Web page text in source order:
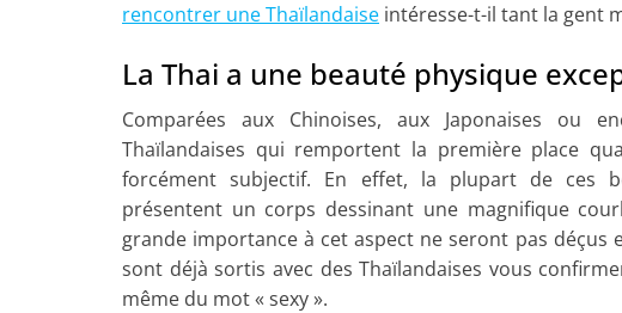
rencontrer une Thaïlandaise intéresse-t-il tant la gent
La Thai a une beauté physique
Comparées aux Chinoises, aux Japonaises ou
Thaïlandaises qui remportent la première place
forcément subjectif. En effet, la plupart de ces
présentent un corps dessinant une magnifique
grande importance à cet aspect ne seront pas déçus
sont déjà sortis avec des Thaïlandaises vous
même du mot « sexy ».